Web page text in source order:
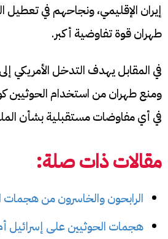
إيران الإقليمي، ونجاحهم في تعطيل
طهران قوة تفاوضية أكبر.
في المقابل يهدف التدخل الأمريكي
ومنع طهران من استخدام
في أي مفاوضات مستقبلية بشأن
مقالات ذات صلة:
الرابحون والخاسرون من هجمات
هجمات الحوثيين على إسرائيل